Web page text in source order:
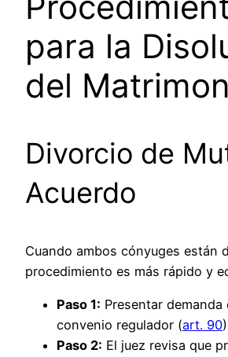
para la
del
Divorcio de
Acuerdo
Cuando ambos cónyuges están
procedimiento es más rápido y
Paso 1: Presentar
convenio regulador (art. 90)
Paso 2: El juez revisa que